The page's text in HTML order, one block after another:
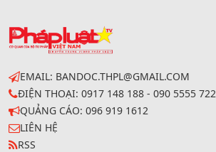
EMAIL: BANDOC.THPL@GMAIL.COM
ĐIỆN THOẠI: 0917 148 188 - 090 5555 722
QUẢNG CÁO: 096 919 1612
LIÊN HỆ
RSS